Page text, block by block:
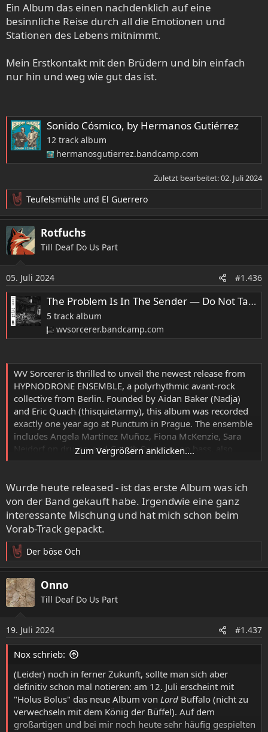
Ein Album das einen nachdenklich auf eine
besinnliche Reise durch all die Emotionen und
Stationen des Lebens mitnimmt.
Mein Erstkontakt mit den Brüdern und bin einfach
nur hin und weg wie gut das ist.
Sonido Cósmico, by Hermanos Gutiérrez
12 track album
hermanosgutierrez.bandcamp.com
Zuletzt bearbeitet:02. Juli 2024
R
e
a
k
t
n
e
n
:
Teufelsmühle und El Guerrero
Rotfuchs
Till Deaf Do Us Part
05. Juli 2024 #1.436
The Problem Is In The Sender — Do Not Tamper With The Receiver, by Hypnodrone Ensemble
5 track album
wvsorcerer.bandcamp.com
WV Sorcerer is thrilled to unveil the newest release from
HYPNODRONE ENSEMBLE, a polyrhythmic avant-rock
collective from Berlin. Founded by Aidan Baker (Nadja)
and Eric Quach (thisquietarmy), this album was recorded
exactly one year ago at Punctum in Prague. The ensemble
includes Angela Martinez Muñoz, Fiona McKenzie, Sara
Neidorf on drums, and Gareth Sweeney on bass, also
featuring a special vocal appearance from our devoted
space-rock-infused shoegaze with mystical and ethereal
vocals, this captivating album is a must-have for your
collection.
Zum Vergrößern anklicken....
Wurde heute released - ist das erste Album was ich
von der Band gekauft habe. Irgendwie eine ganz
interessante Mischung und hat mich schon beim
Vorab-Track gepackt.
R
e
a
k
t
n
e
n
Der böse Och
Onno
Till Deaf Do Us Part
19. Juli 2024 #1.437
Nox schrieb:
(Leider) noch in ferner Zukunft, sollte man sich aber
definitiv schon mal notieren: am 12. Juli erscheint mit
"Holus Bolus" das neue Album von Lord Buffalo (nicht zu
verwechseln mit dem König der Büffel). Auf dem
großartigen und bei mir noch heute sehr häufig gespielten